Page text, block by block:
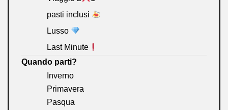
pasti inclusi
Lusso
Last Minute
Quando parti?
Inverno
Primavera
Pasqua